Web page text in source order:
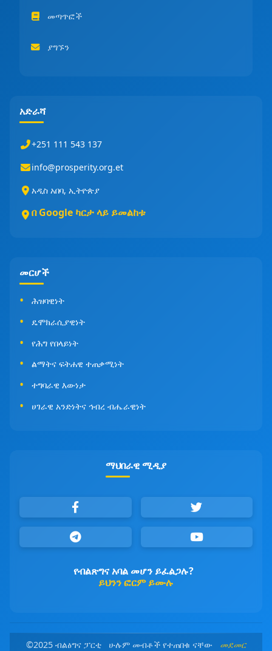
መጣጥፎች
ያግኙን
አድራሻ
+251 111 543 137
info@prosperity.org.et
አዲስ አበባ, ኢትዮጵያ
በ Google ካርታ ላይ ይመልከቱ
መርሆች
ሕዝባዊነት
ዴሞክራሲያዊነት
የሕግ የበላይነት
ልማትና ፍትሐዊ ተጠቃሚነት
ተግባራዊ እውነታ
ሀገራዊ አንድነትና ኅብረ ብሔራዊነት
ማህበራዊ ሚዲያ
የብልጽግና አባል መሆን ይፈልጋሉ?
ይህንን ፎርም ይሙሉ
©2025 ብልፅግና ፓርቲ ሁሉም መብቶች የተጠበቁ ናቸው መደመር